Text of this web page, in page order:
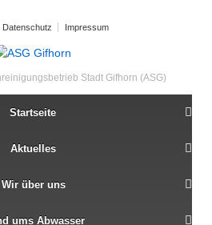
Datenschutz Impressum
Stadt Gifhorn (ASG)
Startseite
Aktuelles
Wir über uns
ums Abwasser